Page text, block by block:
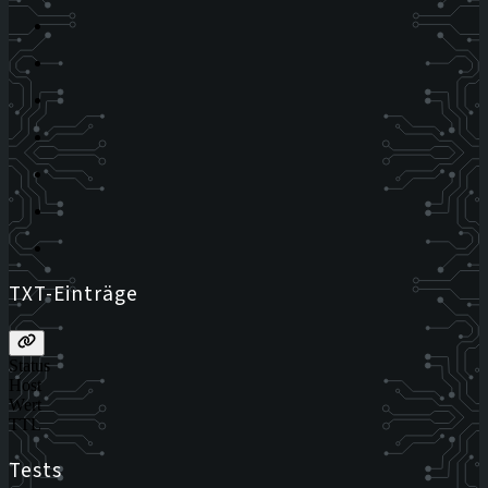
TXT-Einträge
Status
Host
Wert
TTL
Tests